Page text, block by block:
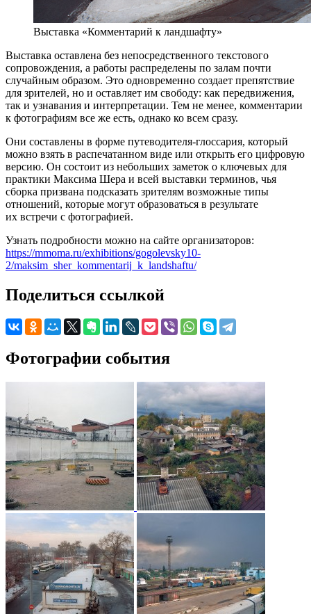
Выставка «Комментарий к ландшафту»
Выставка оставлена без непосредственного текстового
сопровождения, а работы распределены по залам почти
случайным образом. Это одновременно создает препятствие
для зрителей, но и оставляет им свободу: как передвижения,
так и узнавания и интерпретации. Тем не менее, комментарии
к фотографиям все же есть, однако ко всем сразу.
Они составлены в форме путеводителя-глоссария, который
можно взять в распечатанном виде или открыть его цифровую
версию. Он состоит из небольших заметок о ключевых для
практики Максима Шера и всей выставки терминов, чья
сборка призвана подсказать зрителям возможные типы
отношений, которые могут образоваться в результате
их встречи с фотографией.
Узнать подробности можно на сайте организаторов:
https://mmoma.ru/exhibitions/gogolevsky10-
2/maksim_sher_kommentarij_k_landshaftu/
Поделиться ссылкой
Фотографии события